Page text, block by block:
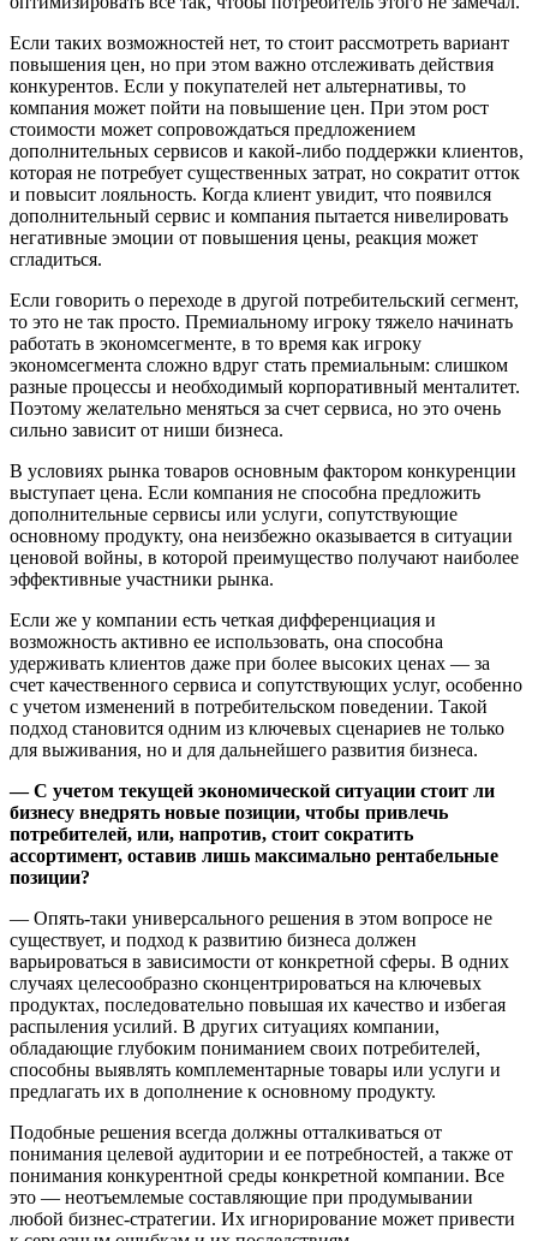
Если таких возможностей нет, то стоит рассмотреть вариант
повышения цен, но при этом важно отслеживать действия
конкурентов. Если у покупателей нет альтернативы, то
компания может пойти на повышение цен. При этом рост
стоимости может сопровождаться предложением
дополнительных сервисов и какой-либо поддержки клиентов,
которая не потребует существенных затрат, но сократит отток
и повысит лояльность. Когда клиент увидит, что появился
дополнительный сервис и компания пытается нивелировать
негативные эмоции от повышения цены, реакция может
сгладиться.
Если говорить о переходе в другой потребительский сегмент,
то это не так просто. Премиальному игроку тяжело начинать
работать в экономсегменте, в то время как игроку
экономсегмента сложно вдруг стать премиальным: слишком
разные процессы и необходимый корпоративный менталитет.
Поэтому желательно меняться за счет сервиса, но это очень
сильно зависит от ниши бизнеса.
В условиях рынка товаров основным фактором конкуренции
выступает цена. Если компания не способна предложить
дополнительные сервисы или услуги, сопутствующие
основному продукту, она неизбежно оказывается в ситуации
ценовой войны, в которой преимущество получают наиболее
эффективные участники рынка.
Если же у компании есть четкая дифференциация и
возможность активно ее использовать, она способна
удерживать клиентов даже при более высоких ценах — за
счет качественного сервиса и сопутствующих услуг, особенно
с учетом изменений в потребительском поведении. Такой
подход становится одним из ключевых сценариев не только
для выживания, но и для дальнейшего развития бизнеса.
— С учетом текущей экономической ситуации стоит ли
бизнесу внедрять новые позиции, чтобы привлечь
потребителей, или, напротив, стоит сократить
ассортимент, оставив лишь максимально рентабельные
позиции?
— Опять-таки универсального решения в этом вопросе не
существует, и подход к развитию бизнеса должен
варьироваться в зависимости от конкретной сферы. В одних
случаях целесообразно сконцентрироваться на ключевых
продуктах, последовательно повышая их качество и избегая
распыления усилий. В других ситуациях компании,
обладающие глубоким пониманием своих потребителей,
способны выявлять комплементарные товары или услуги и
предлагать их в дополнение к основному продукту.
Подобные решения всегда должны отталкиваться от
понимания целевой аудитории и ее потребностей, а также от
понимания конкурентной среды конкретной компании. Все
это — неотъемлемые составляющие при продумывании
любой бизнес-стратегии. Их игнорирование может привести